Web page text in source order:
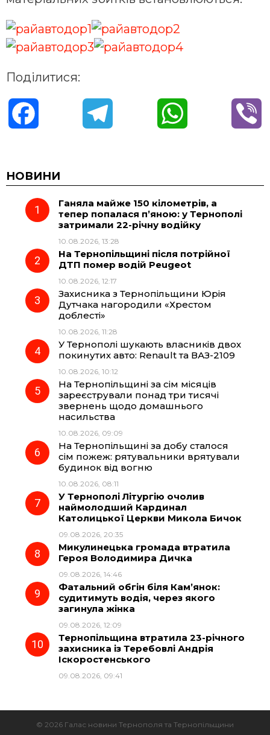
Поділитися:
c
e
o
o
e
r
a
t
A
p
НОВИНИ
Ганяла майже 150 кілометрів, а
тепер попалася п’яною: у Тернополі
затримали 22-річну водійку
10.08.2026, 13:28
На Тернопільщині після потрійної
ДТП помер водій Peugeot
10.08.2026, 12:17
Захисника з Тернопільщини Юрія
Дутчака нагородили «Хрестом
доблесті»
10.08.2026, 11:28
У Тернополі шукають власників двох
покинутих авто: Renault та ВАЗ-2109
10.08.2026, 10:12
На Тернопільщині за сім місяців
зареєстрували понад три тисячі
звернень щодо домашнього
насильства
10.08.2026, 09:09
На Тернопільщині за добу сталося
сім пожеж: рятувальники врятували
будинок від вогню
10.08.2026, 08:11
У Тернополі Літургію очолив
наймолодший Кардинал
Католицької Церкви Микола Бичок
09.08.2026, 20:35
Микулинецька громада втратила
Героя Володимира Дичка
09.08.2026, 14:46
Фатальний обгін біля Кам’янок:
судитимуть водія, через якого
загинула жінка
09.08.2026, 12:09
Тернопільщина втратила 23-річного
захисника із Теребовлі Андрія
Іскоростенського
09.08.2026, 09:41
© 2026 Галас новини Тернополя та Тернопільщини